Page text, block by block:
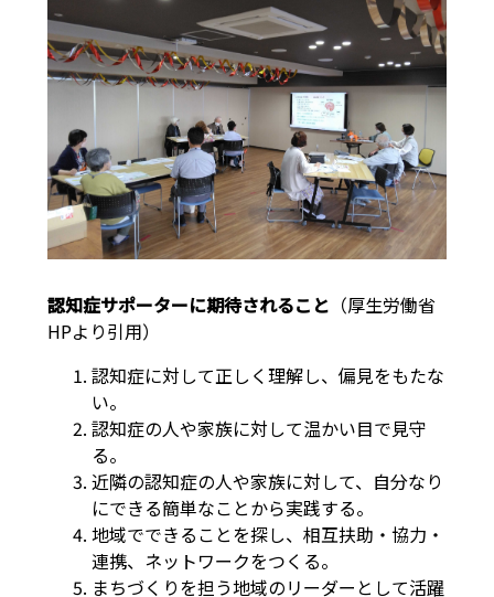
認知症サポーターに期待されること （厚生労働省
HPより引用）
認知症に対して正しく理解し、偏見をもたな
い。
認知症の人や家族に対して温かい目で見守
る。
近隣の認知症の人や家族に対して、自分なり
にできる簡単なことから実践する。
地域でできることを探し、相互扶助・協力・
連携、ネットワークをつくる。
まちづくりを担う地域のリーダーとして活躍